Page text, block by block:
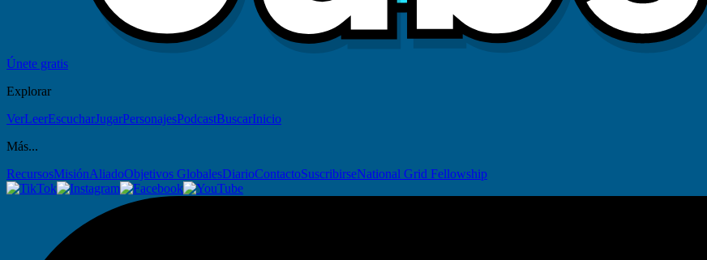
Únete gratis
Explorar
VerLeerEscucharJugarPersonajesPodcastBuscarInicio
Más...
RecursosMisiónAliadoObjetivos GlobalesDiarioContactoSuscribirseNational Grid Fellowship